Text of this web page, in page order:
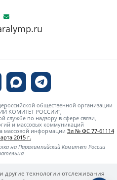
общественной организации
КОМИТЕТ РОССИИ",
службе по надзору в сфере связи,
и массовых коммуникаций
массовой информации Эл № ФС 77-61114
2015 г.
на Паралимпийский Комитет России
другие технологии отслеживания